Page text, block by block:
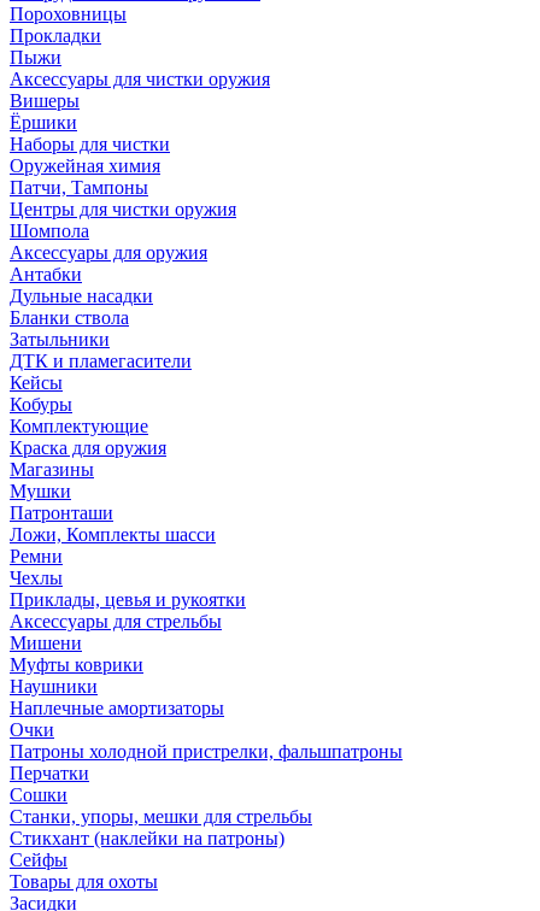
Пороховницы
Прокладки
Пыжи
Аксессуары для чистки оружия
Вишеры
Ёршики
Наборы для чистки
Оружейная химия
Патчи, Тампоны
Центры для чистки оружия
Шомпола
Аксессуары для оружия
Антабки
Дульные насадки
Бланки ствола
Затыльники
ДТК и пламегасители
Кейсы
Кобуры
Комплектующие
Краска для оружия
Магазины
Мушки
Патронташи
Ложи, Комплекты шасси
Ремни
Чехлы
Приклады, цевья и рукоятки
Аксессуары для стрельбы
Мишени
Муфты коврики
Наушники
Наплечные амортизаторы
Очки
Патроны холодной пристрелки, фальшпатроны
Перчатки
Сошки
Станки, упоры, мешки для стрельбы
Стикхант (наклейки на патроны)
Сейфы
Товары для охоты
Засидки